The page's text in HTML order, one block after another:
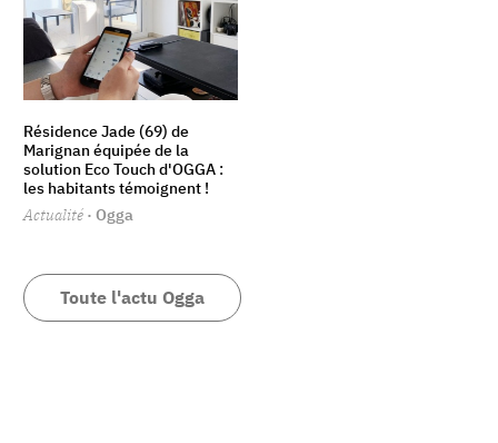
Résidence Jade (69) de
Marignan équipée de la
solution Eco Touch d'OGGA :
les habitants témoignent !
Actualité · Ogga
Toute l'actu Ogga